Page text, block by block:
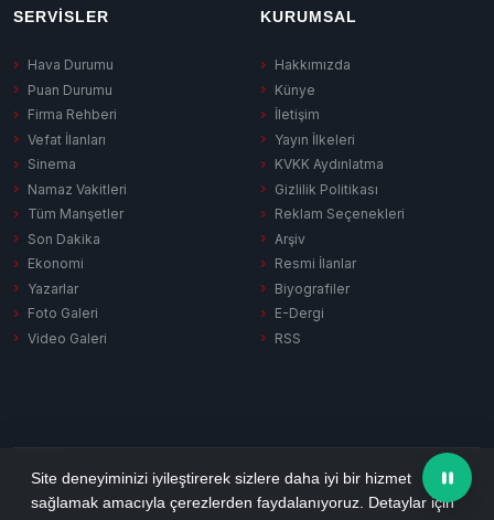
SERVISLER
Hava Durumu
Puan Durumu
Firma Rehberi
Vefat İlanları
Sinema
Namaz Vakitleri
Tüm Manşetler
Son Dakika
Ekonomi
Yazarlar
Foto Galeri
Video Galeri
KURUMSAL
Hakkımızda
Künye
İletişim
Yayın İlkeleri
KVKK Aydınlatma
Gizlilik Politikası
Reklam Seçenekleri
Arşiv
Resmi İlanlar
Biyografiler
E-Dergi
RSS
Gizlilik Politikası KVKK AydınlatmaÇerez PolitikasıRSS
© 2026 Ezine Pusula. Tüm hakları saklıdır.
Site deneyiminizi iyileştirerek sizlere daha iyi bir hizmet
sağlamak amacıyla çerezlerden faydalanıyoruz. Detaylar için